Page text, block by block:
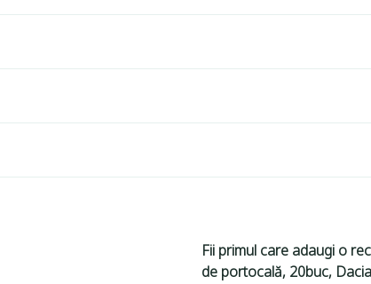
Fii primul care adaugi o
de portocală, 20buc,